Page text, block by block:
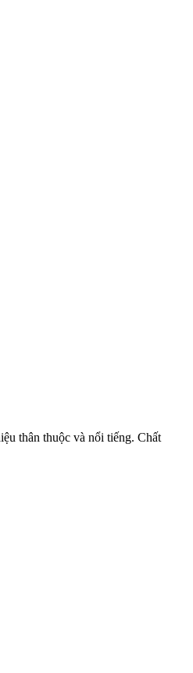
thân thuộc và nổi tiếng. Chất